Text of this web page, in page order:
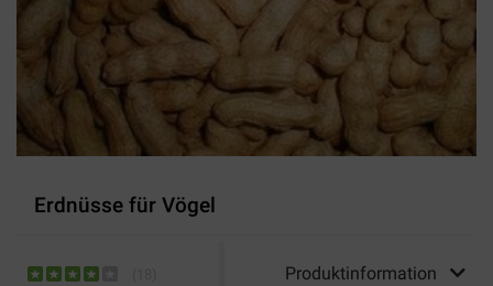
Erdnüsse für Vögel
Produktinformation